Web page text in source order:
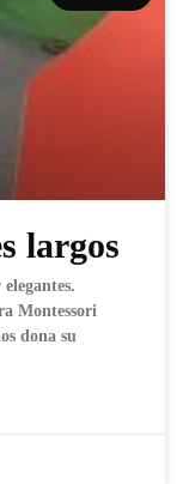
largos
Montessori
dona su